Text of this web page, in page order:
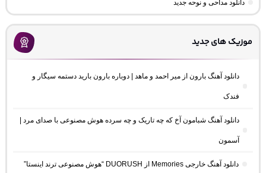
دانلود مداحی و نوحه جدید
موزیک های جدید
دانلود آهنگ بارون از میر احمد و ماهد | دوباره بارون بارید دستمه سیگار و
فندک
دانلود آهنگ شبامون آخ که چه تاریک و چه سرده هوش مصنوعی با صدای مرد |
آسمون
دانلود آهنگ خارجی Memories از DUORUSH “هوش مصنوعی ترند اینستا”